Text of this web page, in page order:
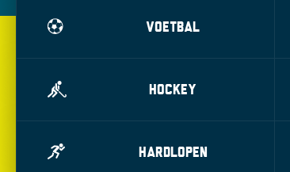
VOETBAL
HOCKEY
HARDLOPEN